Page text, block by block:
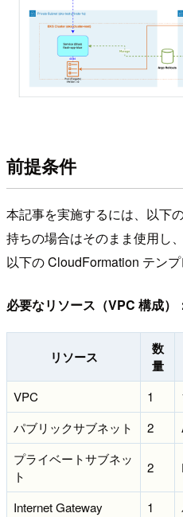
前提条件
本記事を実施するには、以下
持ちの場合はそのまま使用し
以下の CloudFormation テン
必要なリソース（VPC 構成）
リソース
数
量
VPC 1
パブリックサブネット
2
プライベートサブネッ
ト
2
Internet Gateway 1